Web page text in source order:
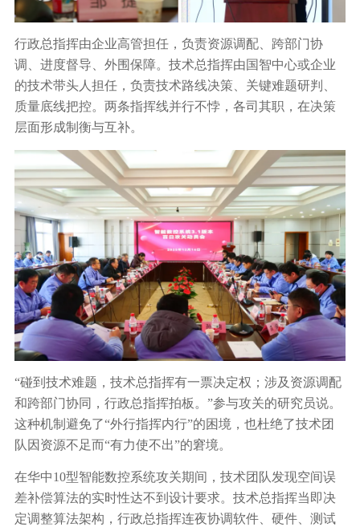
行政总指挥由企业高管担任，负责资源调配、跨部门协
调、进度督导、外围保障。技术总指挥由国智中心或企业
的技术带头人担任，负责技术路线决策、关键难题研判、
质量底线把控。两条指挥线并行不悖，各司其职，在决策
层面形成制衡与互补。
“碰到技术难题，技术总指挥有一票决定权；涉及资源调配
和跨部门协同，行政总指挥拍板。”参与攻关的研究员说。
这种机制避免了“外行指挥内行”的困境，也杜绝了技术团
队因资源不足而“有力使不出”的窘境。
在华中10型智能数控系统攻关期间，技术团队发现空间误
差补偿算法的实时性达不到设计要求。技术总指挥当即决
定调整算法架构，行政总指挥连夜协调软件、硬件、测试